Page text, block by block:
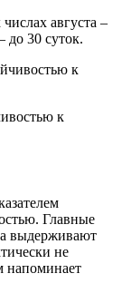
августа –
до 30 суток.
к
Главные
выдерживают
не
напоминает